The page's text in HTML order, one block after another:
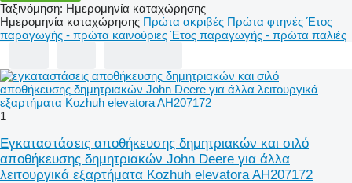
Ταξινόμηση: Ημερομηνία καταχώρησης
Ημερομηνία καταχώρησης Πρώτα ακριβές Πρώτα φτηνές Έτος
παραγωγής - πρώτα καινούριες Έτος παραγωγής - πρώτα παλιές
1
Εγκαταστάσεις αποθήκευσης δημητριακών και σιλό
αποθήκευσης δημητριακών John Deere για άλλα
λειτουργικά εξαρτήματα Kozhuh elevatora AH207172